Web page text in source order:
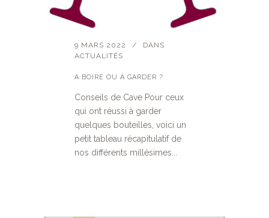
9 MARS 2022
DANS
ACTUALITÉS
A BOIRE OU À GARDER ?
Conseils de Cave Pour ceux
qui ont réussi à garder
quelques bouteilles, voici un
petit tableau récapitulatif de
nos différents millésimes...